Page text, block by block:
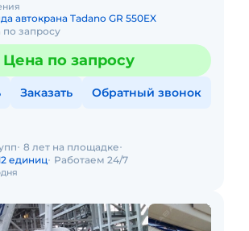
автокрана Tadano GR 550EX
по запросу
Цена по запросу
Заказать Обратный звонок
8 лет на площадке
единиц Работаем 24/7